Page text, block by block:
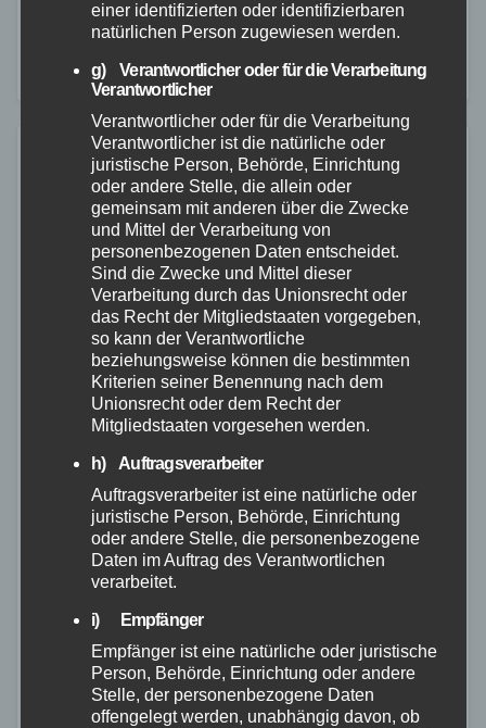
Verkehrsunfall auf der B417 schwer verletzt worden.
Besonders tragisch: Der junge Mann hatte seine
Motorrad-Fahrerlaubnis erst wenige…
FEUERWEHR NEUWIED
Jugendfeuerwehr Asbach erhält neues
Mannschaftstransportfahrzeug
21. JULI 2026
Die Jugendfeuerwehr der Verbandsgemeinde Asbach
verfügt ab sofort über ein neues
Mannschaftstransportfahrzeug (MTF). Das Fahrzeug
einer identifizierten oder identifizierbaren
natürlichen Person zugewiesen werden.
g) Verantwortlicher oder für die Verarbeitung
Verantwortlicher
Verantwortlicher oder für die Verarbeitung
Verantwortlicher ist die natürliche oder
juristische Person, Behörde, Einrichtung
oder andere Stelle, die allein oder
gemeinsam mit anderen über die Zwecke
und Mittel der Verarbeitung von
personenbezogenen Daten entscheidet.
Sind die Zwecke und Mittel dieser
Verarbeitung durch das Unionsrecht oder
das Recht der Mitgliedstaaten vorgegeben,
so kann der Verantwortliche
beziehungsweise können die bestimmten
Kriterien seiner Benennung nach dem
Unionsrecht oder dem Recht der
Mitgliedstaaten vorgesehen werden.
h) Auftragsverarbeiter
Auftragsverarbeiter ist eine natürliche oder
juristische Person, Behörde, Einrichtung
oder andere Stelle, die personenbezogene
Daten im Auftrag des Verantwortlichen
verarbeitet.
i) Empfänger
Empfänger ist eine natürliche oder juristische
Person, Behörde, Einrichtung oder andere
Stelle, der personenbezogene Daten
offengelegt werden, unabhängig davon, ob